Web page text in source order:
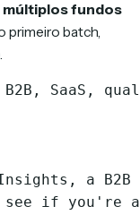
múltiplos fundos
primeiro batch,
B2B, SaaS,
a B2B
if you're